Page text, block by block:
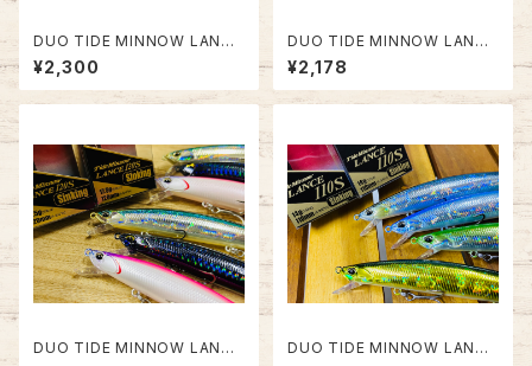
DUO TIDE MINNOW LANCE
140S 【新色有】
¥2,300
DUO TIDE MINNOW LANCE
150F/160S【UV&GLOWダブル
カラー】
¥2,178
DUO TIDE MINNOW LANCE
DUO TIDE MINNOW LANCE